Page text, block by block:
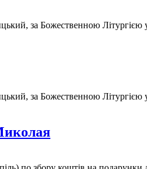
за Божественною Літургією
за Божественною Літургією